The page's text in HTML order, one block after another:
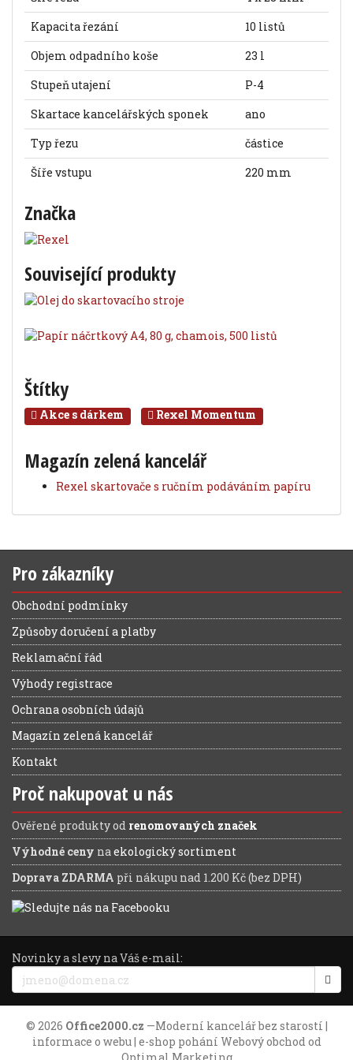
Kapacita řezání
10 listů
Objem odpadního koše
23 l
Stupeň utajení
P-4
Skartace kancelářských sponek
ano
Typ řezu
částice
Šíře vstupu
220 mm
Značka
Související produkty
Štítky
Akce s dárkem Rexel Momentum
Magazín zelená kancelář
Rexel skartovače s ručním podáváním papíru
Pro zákazníky
Obchodní podmínky
Způsoby doručení a platby
Reklamační řád
Výhody registrace
Ochrana osobních údajů
Magazín zelená kancelář
Kontakt
Proč nakupovat u nás
Ověřené produkty od renomovaných značek
Výhodné ceny na ekologický sortiment
Doprava ZDARMA při nákupu nad 1.200 Kč (bez DPH)
Novinky a slevy na Váš e-mail:
© 2026 Office2000.cz —Moderní kancelář bez starostí |
informace o webu| e-shop pohání Webový obchodod